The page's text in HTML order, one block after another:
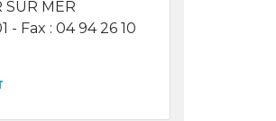
SUR MER
- Fax : 04 94 26 10